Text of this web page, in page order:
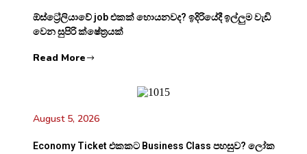
ඕස්ට්‍රේලියාවේ job එකක් හොයනවද? ඉදිරියේදී ඉල්ලුම වැඩි
වෙන සුපිරි ක්ෂේත්‍රයක්
Read More
August 5, 2026
Economy Ticket එකකට Business Class පහසුව? ලෝක